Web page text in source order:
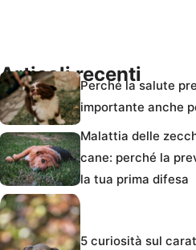
Articoli recenti
Perché la salute
importante anche
Malattia delle
cane: perché la
la tua prima difesa
5 curiosità sul